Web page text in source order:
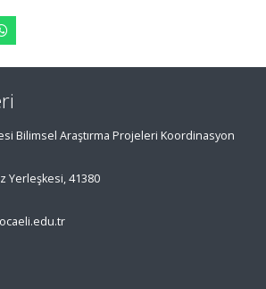
Bilimsel Araştırma Projeleri Koordinasyon
Yerleşkesi, 41380